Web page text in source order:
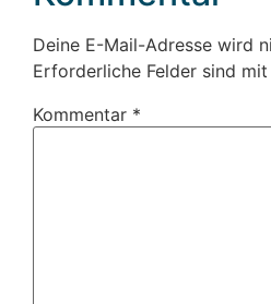
Deine E-Mail-Adresse wird
Erforderliche Felder sind mit
Kommentar *